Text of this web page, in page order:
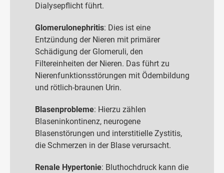
Dialysepflicht führt.
Glomerulonephritis: Dies ist eine
Entzündung der Nieren mit primärer
Schädigung der Glomeruli, den
Filtereinheiten der Nieren. Das führt zu
Nierenfunktionsstörungen mit Ödembildung
und rötlich-braunen Urin.
Blasenprobleme: Hierzu zählen
Blaseninkontinenz, neurogene
Blasenstörungen und interstitielle Zystitis,
die Schmerzen in der Blase verursacht.
Renale Hypertonie: Bluthochdruck kann die